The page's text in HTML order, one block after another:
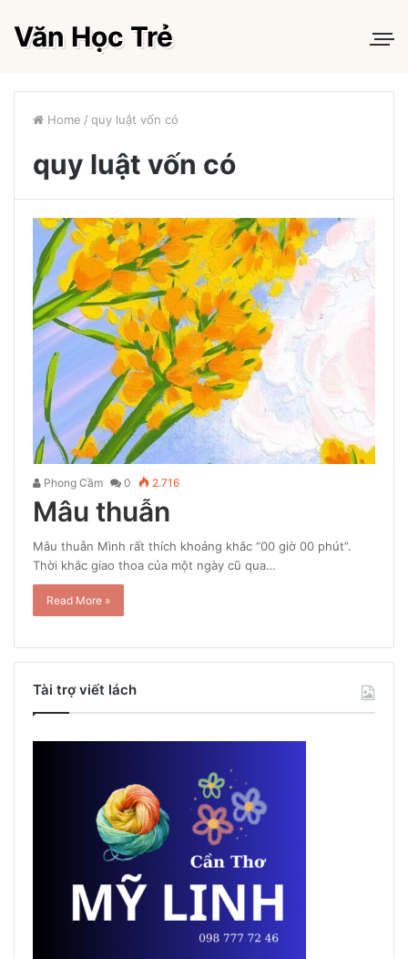
Văn Học Trẻ
Home / quy luật vốn có
quy luật vốn có
Phong Cầm 0 2.716
Mâu thuẫn
Mâu thuẫn Mình rất thích khoảng khắc “00 giờ 00 phút”.
Thời khắc giao thoa của một ngày cũ qua…
Read More »
Tài trợ viết lách